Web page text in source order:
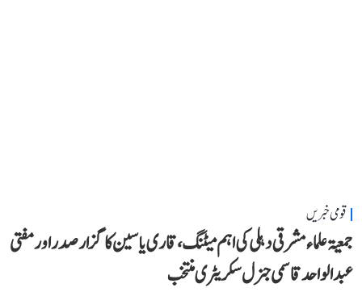
قومی خبریں
جمعیۃ علماء مشرقی دہلی کی اہم میٹنگ، قاری یاسین کا گزار صدر اور مفتی
عبد الواحد قاسمی جنرل سکریٹری منتخب